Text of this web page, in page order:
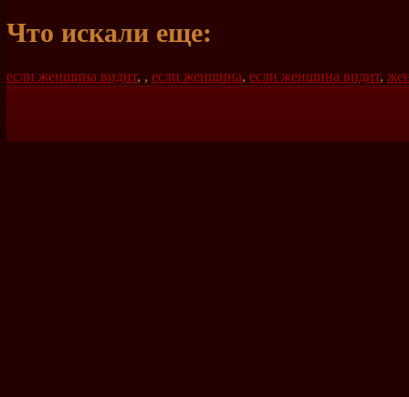
Что искали еще:
если женщина видит, , если женщина, если женщина видит,